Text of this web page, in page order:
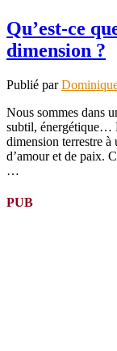
Qu’est-ce
dimension ?
Publié par
Nous sommes dans
subtil, énergétique…
dimension terrestre à
d’amour et de paix.
…
PUB